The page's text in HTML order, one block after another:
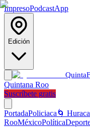
ImpresoPodcastApp
Edición
Quinta
Quintana Roo
Suscríbete gratis
PortadaPoliciaca 🌀
RooMéxicoPolítica